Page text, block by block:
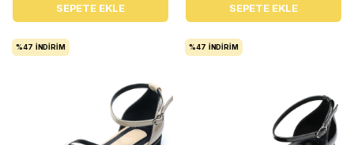
SEPETE EKLE SEPETE EKLE
%47 İNDIRIM %47 İNDIRIM